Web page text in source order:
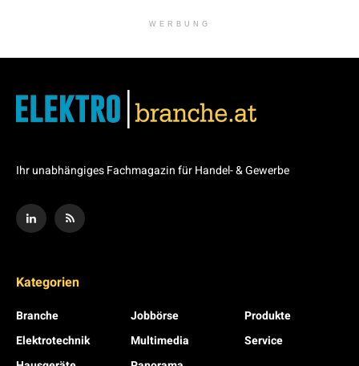
WERBUNG
Ihr unabhängiges Fachmagazin für Handel- & Gewerbe
Kategorien
Branche
Elektrotechnik
Jobbörse
Multimedia
Produkte
Service